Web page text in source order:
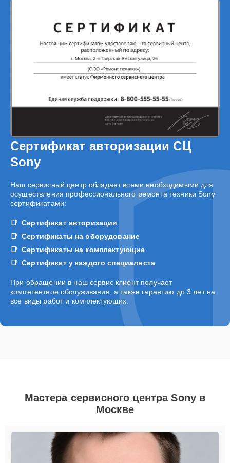
Сертификат авторизации СЦ
Sony
Наш сервисный центр обладает всеми необходимыми для
осуществления профессионального ремонта техники Sony
сертификатами:
Сертификат авторизации
Сертификаты на оборудование
Сертификаты на комплектующие
Сертификат у каждого специалиста
При обращении в наш сервис клиент получает
компетентное обслуживание, а также гарантию до 3 лет на
все виды работ и комплектующих.
Мастера сервисного центра Sony в
Москве